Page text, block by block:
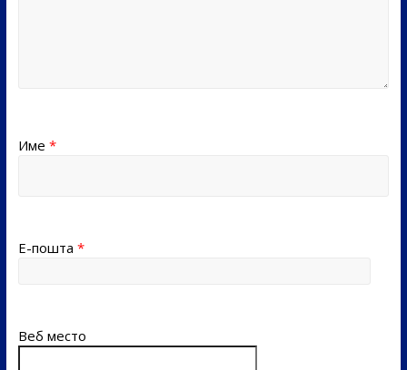
Име *
Е-пошта *
Веб место